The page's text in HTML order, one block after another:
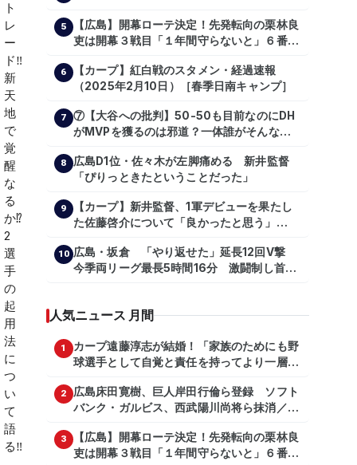
5
【広島】開幕ローテ決定！先発転向の栗林良
吏は開幕３戦目「１年間守らないと」６番手
6
【カープ】紅白戦のスタメン・経過速報
（2025年2月10日）［春季日南キャンプ］
7
⑦【大谷への批判】50-50も目前なのにDH
がMVPを獲るのは邪道？一体誰がそんな事
【shoheiohtani】【池田親興】【高橋慶
彦】【広島東洋カープ】【プロ野球】
8
広島D1位・佐々木が左脚痛める 新井監督
「ぴりっときたということだった」
9
【カープ】新井監督、1軍デビューを果たし
た佐藤啓介について「良かったと思う」
10 広島・坂倉 「やり返せた」延長12回V撃
今季両リーグ最長5時間16分 激闘制し首位
人気ニュース 月間
1
カープ遠藤淳志が結婚！「家族のためにも野
球選手として自覚と責任を持ってより一層頑
2
広島床田寛樹、巨人岸田行倫ら登録 ソフト
バンク・ガルビス、西武陽川尚将ら抹消／２
3
【広島】開幕ローテ決定！先発転向の栗林良
吏は開幕３戦目「１年間守らないと」６番手